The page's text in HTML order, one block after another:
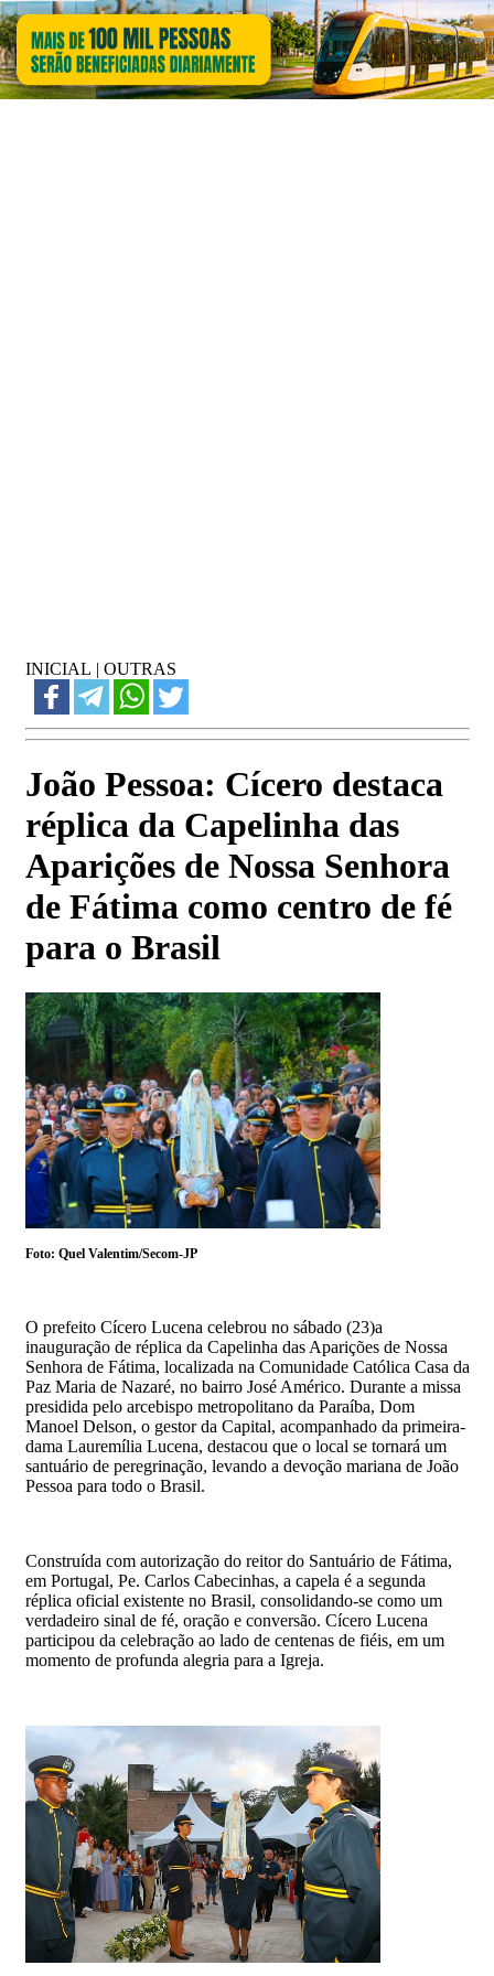
INICIAL | OUTRAS
João Pessoa: Cícero destaca
réplica da Capelinha das
Aparições de Nossa Senhora
de Fátima como centro de fé
para o Brasil
Foto: Quel Valentim/Secom-JP
O prefeito Cícero Lucena celebrou no sábado (23)a
inauguração de réplica da Capelinha das Aparições de Nossa
Senhora de Fátima, localizada na Comunidade Católica Casa da
Paz Maria de Nazaré, no bairro José Américo. Durante a missa
presidida pelo arcebispo metropolitano da Paraíba, Dom
Manoel Delson, o gestor da Capital, acompanhado da primeira-
dama Lauremília Lucena, destacou que o local se tornará um
santuário de peregrinação, levando a devoção mariana de João
Pessoa para todo o Brasil.
Construída com autorização do reitor do Santuário de Fátima,
em Portugal, Pe. Carlos Cabecinhas, a capela é a segunda
réplica oficial existente no Brasil, consolidando-se como um
verdadeiro sinal de fé, oração e conversão. Cícero Lucena
participou da celebração ao lado de centenas de fiéis, em um
momento de profunda alegria para a Igreja.